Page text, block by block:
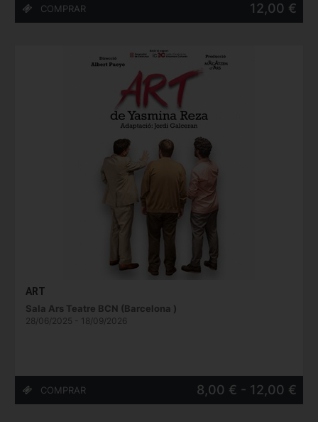
12,00 €
ART
Sala Ars Teatre BCN (Barcelona )
28/06/2025 - 18/09/2026
8,00 € - 12,00 €